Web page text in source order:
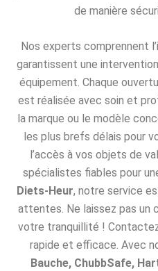
de manière
Nos experts comprennent
garantissent une
équipement. Chaque
est réalisée avec soin et
la marque ou le modèle
les plus brefs délais pour
l’accès à vos objets de
spécialistes fiables pour
Diets-Heur, notre service
attentes. Ne laissez pas
votre tranquillité !
rapide et efficace. Avec
Bauche, ChubbSafe,